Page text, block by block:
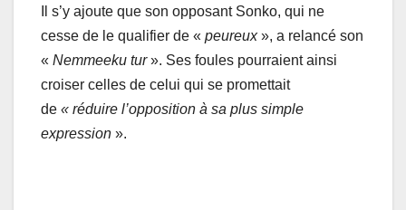
Il s’y ajoute que son opposant Sonko, qui ne
cesse de le qualifier de « peureux», a relancé son
« Nemmeeku tur». Ses foules pourraient ainsi
croiser celles de celui qui se promettait
de « réduire l’opposition à sa plus simple
expression ».